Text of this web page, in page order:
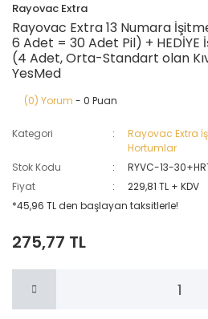
Rayovac Extra
Rayovac Extra 13 Numara
6 Adet = 30 Adet Pil) + HEDİYE
(4 Adet, Orta-Standart olan
YesMed
(0) Yorum - 0 Puan
Kategori Rayovac Extra
Hortumlar
Stok Kodu
RYVC-13-
Fiyat
229,81 TL + KDV
*45,96 TL den başlayan taksitlerle!
275,77 TL